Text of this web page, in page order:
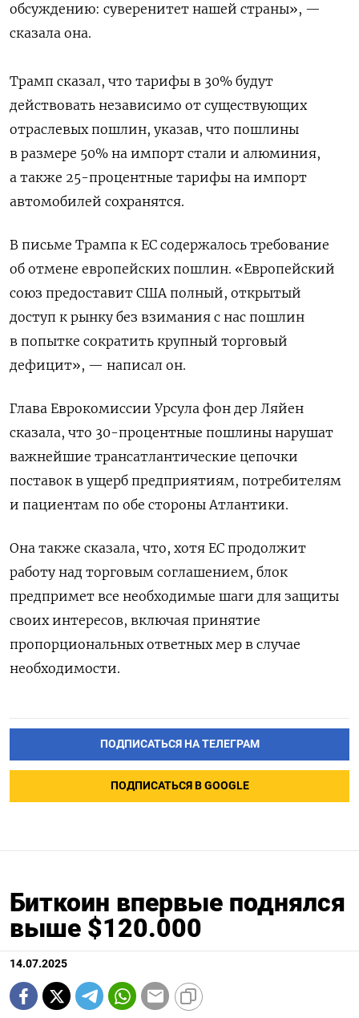
обсуждению: суверенитет нашей страны», —
сказала она.
Трамп сказал, что тарифы в 30% будут
действовать независимо от существующих
отраслевых пошлин, указав, что пошлины
в размере 50% на импорт стали и алюминия,
а также 25-процентные тарифы на импорт
автомобилей сохранятся.
В письме Трампа к ЕС содержалось требование
об отмене европейских пошлин. «Европейский
союз предоставит США полный, открытый
доступ к рынку без взимания с нас пошлин
в попытке сократить крупный торговый
дефицит», — написал он.
Глава Еврокомиссии Урсула фон дер Ляйен
сказала, что 30-процентные пошлины нарушат
важнейшие трансатлантические цепочки
поставок в ущерб предприятиям, потребителям
и пациентам по обе стороны Атлантики.
Она также сказала, что, хотя ЕС продолжит
работу над торговым соглашением, блок
предпримет все необходимые шаги для защиты
своих интересов, включая принятие
пропорциональных ответных мер в случае
необходимости.
ПОДПИСАТЬСЯ НА ТЕЛЕГРАМ
ПОДПИСАТЬСЯ В GOOGLE
Биткоин впервые поднялся
выше $120.000
14.07.2025